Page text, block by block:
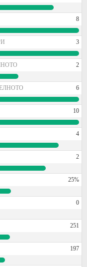
8
3
2
6
10
4
2
25%
0
251
197